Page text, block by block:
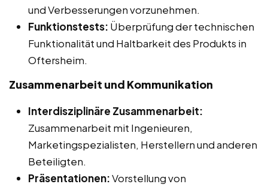
und Verbesserungen vorzunehmen.
Funktionstests: Überprüfung der technischen
Funktionalität und Haltbarkeit des Produkts in
Oftersheim.
Zusammenarbeit und Kommunikation
Interdisziplinäre Zusammenarbeit:
Zusammenarbeit mit Ingenieuren,
Marketingspezialisten, Herstellern und anderen
Beteiligten.
Präsentationen:Vorstellung von